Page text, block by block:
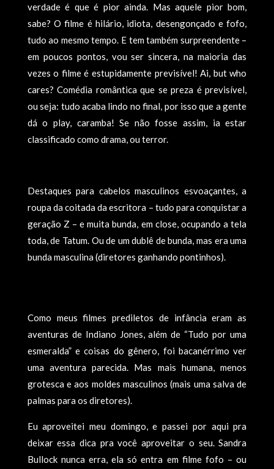
verdade é que é pior ainda. Mas aquele pior bom,
sabe? O filme é hilário, idiota, desengonçado e fofo,
tudo ao mesmo tempo. E tem também surpreendente –
em poucos pontos, vou ser sincera, na maioria das
vezes o filme é estupidamente previsível! Ai, but who
cares? Comédia romântica que se preza é previsível,
ou seja: tudo acaba lindo no final, por isso que a gente
dá o play, caramba! Se não fosse assim, ia estar
classificado como drama, ou terror.
Destaques para cabelos masculinos esvoaçantes, a
roupa da coitada da escritora – tudo para conquistar a
geração Z – e muita bunda, em close, ocupando a tela
toda, de Tatum. Ou de um dublê de bunda, mas era uma
bunda masculina (diretores ganhando pontinhos).
Como meus filmes prediletos de infância eram as
aventuras de Indiano Jones, além de “Tudo por uma
esmeralda” e coisas do gênero, foi bacanérrimo ver
uma aventura parecida. Mas mais humana, menos
grotesca e aos moldes masculinos (mais uma salva de
palmas para os diretores).
Eu aproveitei meu domingo, e passei por aqui pra
deixar essa dica pra você aproveitar o seu. Sandra
Bullock nunca erra, ela só entra em filme fofo – ou